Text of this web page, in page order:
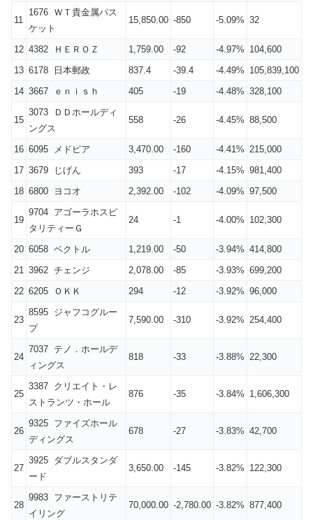
11
1676 ＷＴ貴金属バス
ケット
15,850.00 -850 -5.09% 32
12 4382 ＨＥＲＯＺ 1,759.00 -92 -4.97% 104,600
13 6178 日本郵政 837.4 -39.4 -4.49% 105,839,100
14 3667 ｅｎｉｓｈ 405 -19 -4.48% 328,100
15
3073 ＤＤホールディ
ングス
558 -26 -4.45% 88,500
16 6095 メドピア 3,470.00 -160 -4.41% 215,000
17 3679 じげん 393 -17 -4.15% 981,400
18 6800 ヨコオ 2,392.00 -102 -4.09% 97,500
19
9704 アゴーラホスピ
タリティーＧ
24 -1 -4.00% 102,300
20 6058 ベクトル 1,219.00 -50 -3.94% 414,800
21 3962 チェンジ 2,078.00 -85 -3.93% 699,200
22 6205 ＯＫＫ 294 -12 -3.92% 96,000
23
8595 ジャフコグルー
プ
7,590.00 -310 -3.92% 254,400
24
7037 テノ．ホールデ
ィングス
818 -33 -3.88% 22,300
25
3387 クリエイト・レ
ストランツ・ホール
876 -35 -3.84% 1,606,300
26
9325 ファイズホール
ディングス
678 -27 -3.83% 42,700
27
3925 ダブルスタンダ
ード
3,650.00 -145 -3.82% 122,300
28
9983 ファーストリテ
イリング
70,000.00 -2,780.00 -3.82% 877,400